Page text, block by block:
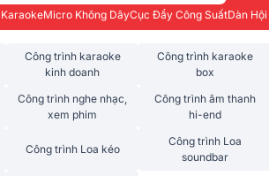
Micro Không DâyCục Đẩy Công SuấtDàn
Công trình karaoke
kinh doanh
Công trình karaoke
box
Công trình nghe nhạc,
xem phim
Công trình âm thanh
hi-end
Công trình Loa kéo
Công trình Loa
soundbar